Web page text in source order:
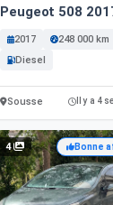
Peugeot 508
2017
248 000 km
Diesel
Sousse Il y a 4
4 Bonne